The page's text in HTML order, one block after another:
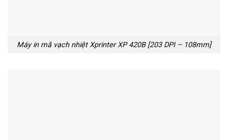
Máy in mã vạch nhiệt Xprinter XP 420B [203 DPI – 108mm]